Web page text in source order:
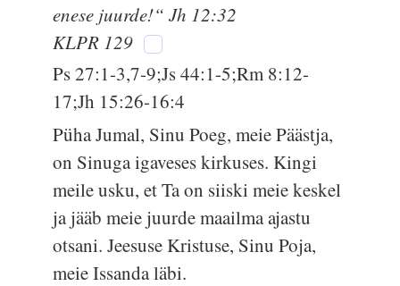
enese juurde!“ Jh 12:32
KLPR 129
Ps 27:1-3,7-9;Js 44:1-5;Rm 8:12-
17;Jh 15:26-16:4
Püha Jumal, Sinu Poeg, meie Päästja,
on Sinuga igaveses kirkuses. Kingi
meile usku, et Ta on siiski meie keskel
ja jääb meie juurde maailma ajastu
otsani. Jeesuse Kristuse, Sinu Poja,
meie Issanda läbi.